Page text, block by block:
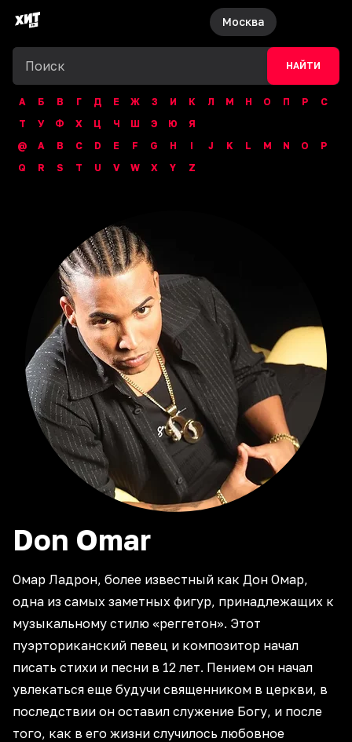
Москва
НАЙТИ
А Б В Г Д Е Ж З И К Л М Н О П Р
С
Т
У Ф Х Ц Ч Ш Э Ю
Я
@
A B C D E F G H I J K L M N O
P
Q
R S T U V W X Y Z
Don Omar
Омар Ладрон, более известный как Дон Омар,
одна из самых заметных фигур, принадлежащих к
музыкальному стилю «реггетон». Этот
пуэрториканский певец и композитор начал
писать стихи и песни в 12 лет. Пением он начал
увлекаться еще будучи священником в церкви, в
последствии он оставил служение Богу, и после
того, как в его жизни случилось любовное